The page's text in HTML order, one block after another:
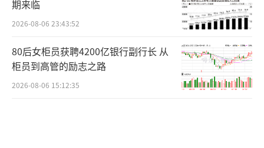
期来临
2026-08-06 23:43:52
80后女柜员获聘4200亿银行副行长 从
柜员到高管的励志之路
2026-08-06 15:12:35